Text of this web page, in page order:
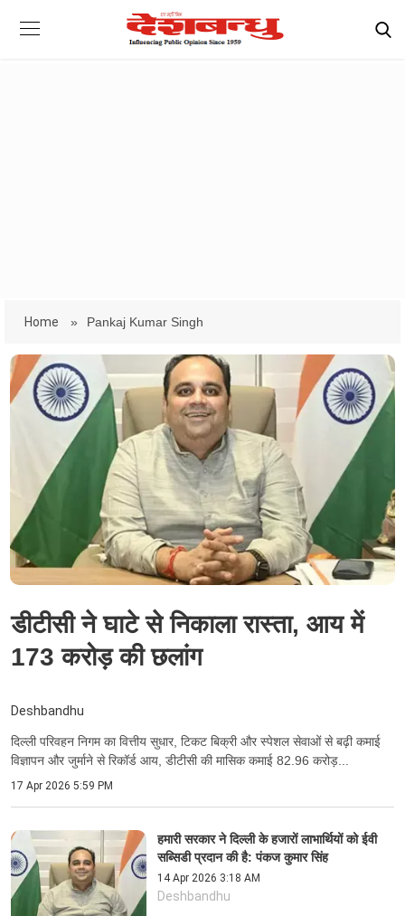
Home » Pankaj Kumar Singh
डीटीसी ने घाटे से निकाला रास्ता, आय में
173 करोड़ की छलांग
Deshbandhu
दिल्ली परिवहन निगम का वित्तीय सुधार, टिकट बिक्री और स्पेशल सेवाओं से बढ़ी कमाई
विज्ञापन और जुर्माने से रिकॉर्ड आय, डीटीसी की मासिक कमाई 82.96 करोड़...
17 Apr 2026 5:59 PM
हमारी सरकार ने दिल्ली के हजारों लाभार्थियों को ईवी
सब्सिडी प्रदान की है: पंकज कुमार सिंह
14 Apr 2026 3:18 AM
Deshbandhu